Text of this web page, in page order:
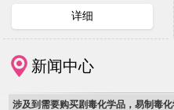
详细
新闻中心
涉及到需要购买剧毒化学品，易制毒